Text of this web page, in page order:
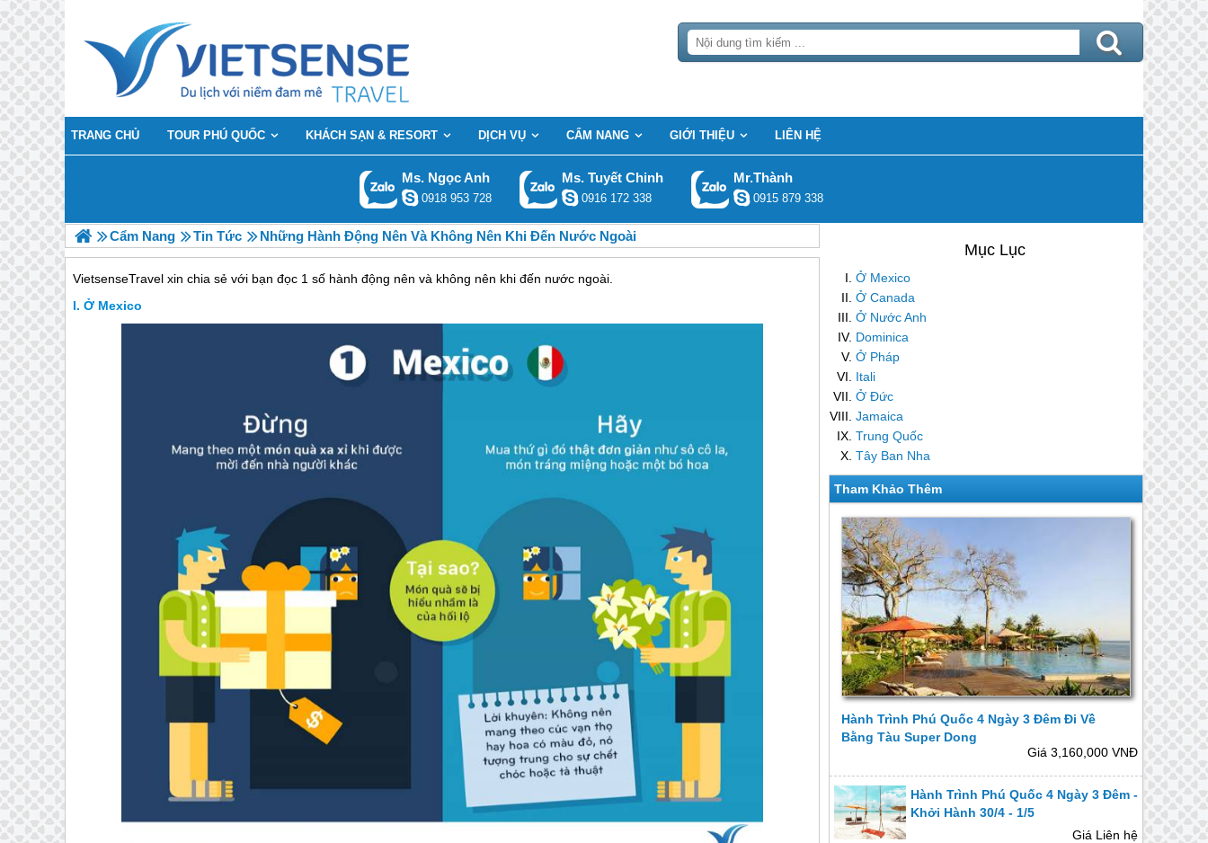
TRANG CHỦ TOUR PHÚ QUỐC KHÁCH SẠN & RESORT DỊCH VỤ CẨM NANG GIỚI THIỆU LIÊN HỆ
Ms. Ngọc Anh
0918 953 728
Ms. Tuyết Chinh
0916 172 338
Mr.Thành
0915 879 338
Ở Mexico
Ở Canada
Ở Nước Anh
Dominica
Ở Pháp
Itali
Ở Đức
Jamaica
Trung Quốc
Tây Ban Nha
Tham Khảo Thêm
Hành Trình Phú Quốc 4 Ngày 3 Đêm Đi Về
Bằng Tàu Super Dong
Giá 3,160,000 VNĐ
Hành Trình Phú Quốc 4 Ngày 3 Đêm -
Khởi Hành 30/4 - 1/5
Giá Liên hệ
Cẩm Nang Tin Tức Những Hành Động Nên Và Không Nên Khi Đến Nước Ngoài
VietsenseTravel xin chia sẻ với bạn đọc 1 số hành động nên và không nên khi đến nước ngoài.
Ở Mexico